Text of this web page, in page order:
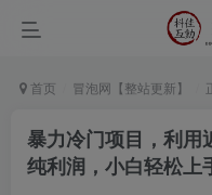
首页 冒泡网【整站更新】
暴力冷门项目，利用
纯利润，小白轻松上